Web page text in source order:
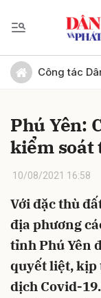
Công tác
Phú Yên:
kiểm soát
10/08/2021 16:58
Với đặc thù
địa phương
tỉnh Phú Yên
quyết liệt, kịp
dịch Covid-
Gửi bình luận